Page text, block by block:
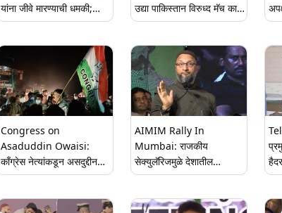
यांना जीवे मारण्याची धमकी;
पाकिस्तानमधून व्हॉटसअ‍ॅपवर
उद्या पाकिस्तान विरुध्द मॅच का
खेळतोय? मॅच देशापेक्षा मोठी आहे
असदुद्दीन ओवैसींचा सवाल
Congress on
Asaduddin Owaisi:
काँग्रेस नेत्यांकडून असदुद्दीन
ओवैसी यांना प्रत्युत्तर 'MIMचे
AIMIM Rally In
Mumbai: राजकीय
सेक्युलॅरिजमुळे देशातील
मुस्लिमांचे सर्वाधिक नुकसान-